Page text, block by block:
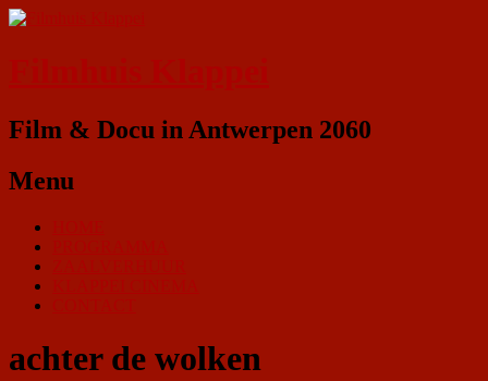
Film & Docu in Antwerpen 2060
Menu
achter de wolken